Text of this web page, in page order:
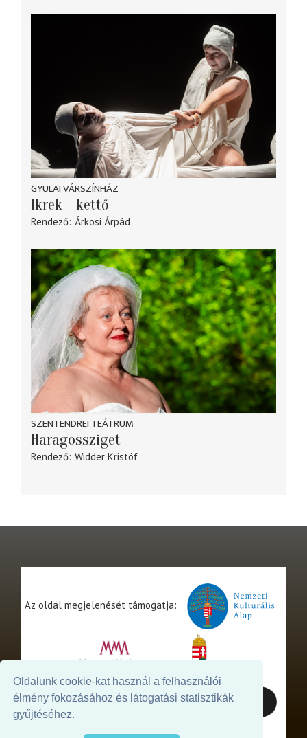
Oldalunk cookie-kat használ a felhasználói
élmény fokozásához és látogatási statisztikák
gyűjtéséhez.
GYULAI VÁRSZÍNHÁZ
Ikrek – kettő
Rendező Árkosi Árpád
SZENTENDREI TEÁTRUM
Haragossziget
Rendező Widder Kristóf
Az oldal megjelenését támogatja: